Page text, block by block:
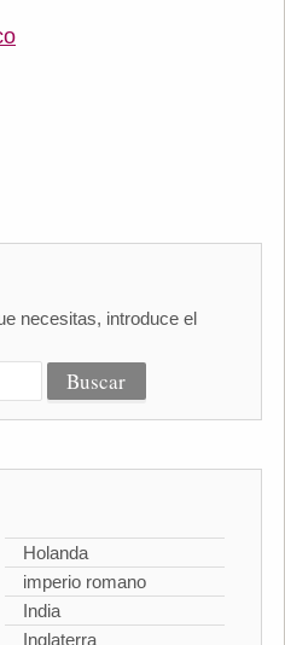
necesitas, introduce el
Holanda
imperio romano
India
Inglaterra